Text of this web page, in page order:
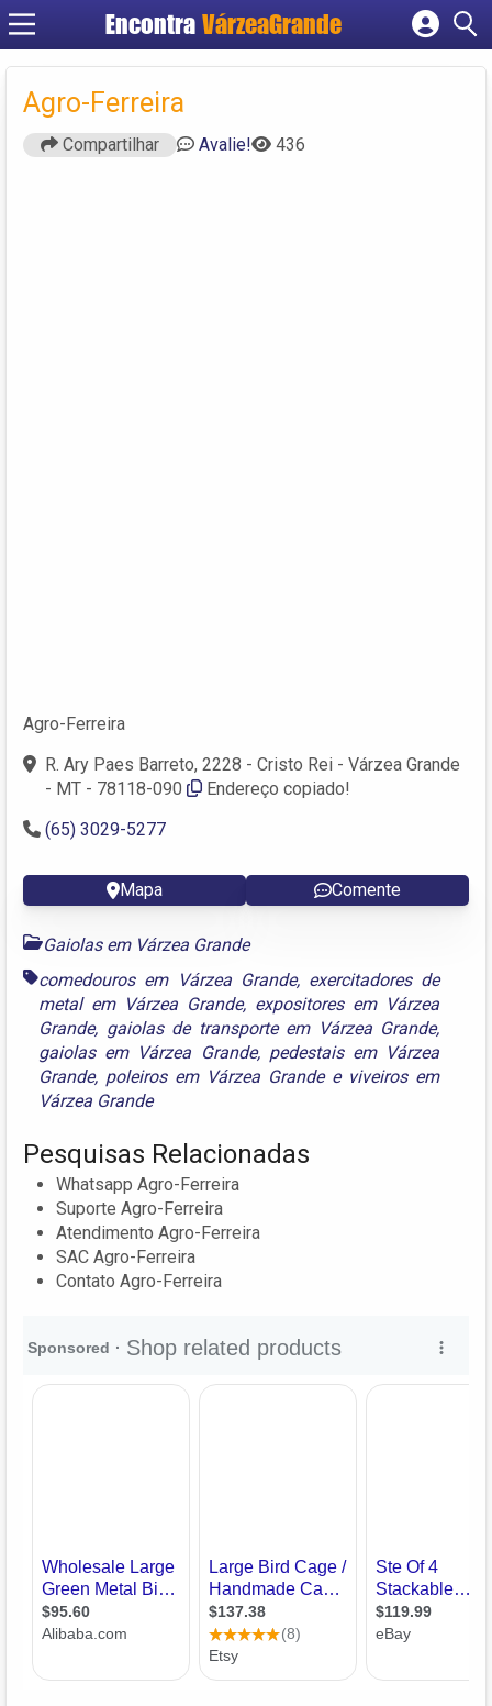
Encontra VárzeaGrande
Cadastrar empresa
Agro-Ferreira
Compartilhar Avalie! 436
Agro-Ferreira
R. Ary Paes Barreto, 2228 - Cristo Rei - Várzea Grande
- MT - 78118-090
Endereço copiado!
(65) 3029-5277
Mapa Comente
Gaiolas em Várzea Grande
comedouros em Várzea Grande, exercitadores de
metal em Várzea Grande, expositores em Várzea
Grande, gaiolas de transporte em Várzea Grande,
gaiolas em Várzea Grande, pedestais em Várzea
Grande, poleiros em Várzea Grandee viveiros em
Várzea Grande
Pesquisas Relacionadas
Whatsapp Agro-Ferreira
Suporte Agro-Ferreira
Atendimento Agro-Ferreira
SAC Agro-Ferreira
Contato Agro-Ferreira